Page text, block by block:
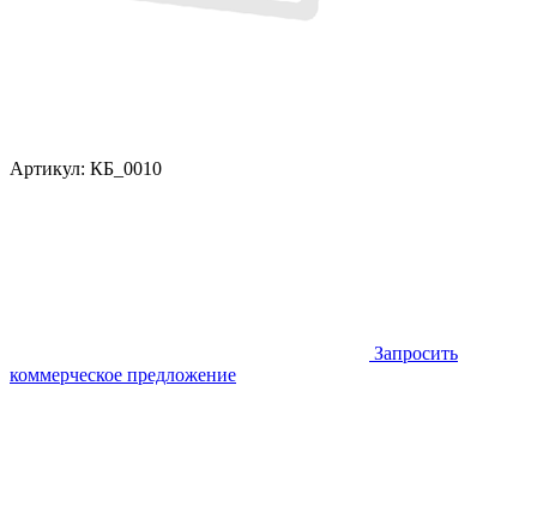
Артикул: КБ_0010
Запросить
коммерческое предложение